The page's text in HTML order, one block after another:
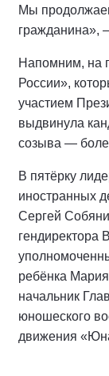
Мы
гражданина»,
Напомним, на
России»,
участием
выдвинула
созыва —
В пятёрку
иностранных
Сергей
гендиректора
ребёнка
начальник
юношеского
движения